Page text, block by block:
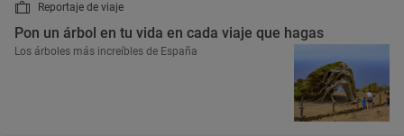
Reportaje de viaje
Pon un árbol en tu vida en cada viaje que hagas
Los árboles más increíbles de España